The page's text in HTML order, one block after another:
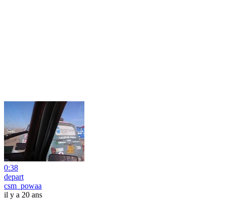
0:38
depart
csm_powaa
il y a 20 ans